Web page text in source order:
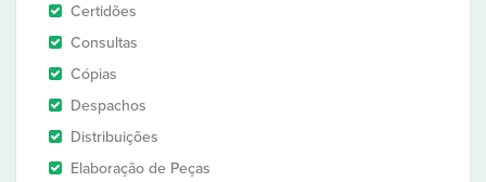
Certidões
Consultas
Cópias
Despachos
Distribuições
Elaboração de Peças